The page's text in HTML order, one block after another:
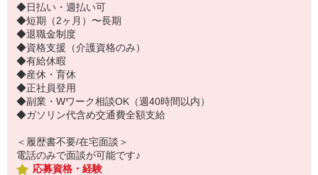
◆日払い・週払い可
◆短期（2ヶ月）〜長期
◆退職金制度
◆資格支援（介護資格のみ）
◆有給休暇
◆産休・育休
◆正社員登用
◆副業・Wワーク相談OK（週40時間以内）
◆ガソリン代含め交通費全額支給
＜履歴書不要/在宅面談＞
電話のみで面談が可能です♪
応募資格・経験